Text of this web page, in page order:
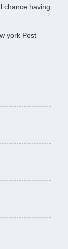
chance having
york Post